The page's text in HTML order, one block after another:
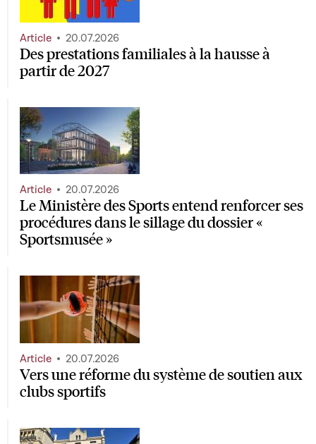
Des prestations familiales à la hausse à
partir de 2027
Article 20.07.2026
Le Ministère des Sports entend renforcer ses
procédures dans le sillage du dossier «
Sportsmusée »
Article 20.07.2026
Vers une réforme du système de soutien aux
clubs sportifs
Article 20.07.2026